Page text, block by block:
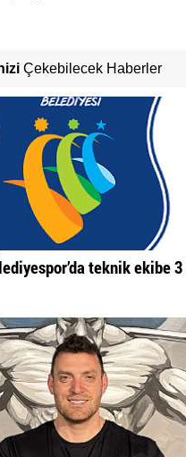
Çekebilecek Haberler
teknik ekibe 3